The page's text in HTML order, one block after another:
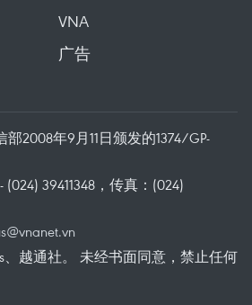
VNA
广告
2008年9月11日颁发的1374/GP-
(024) 39411348，传真：(024)
、越通社。 未经书面同意，禁止任何